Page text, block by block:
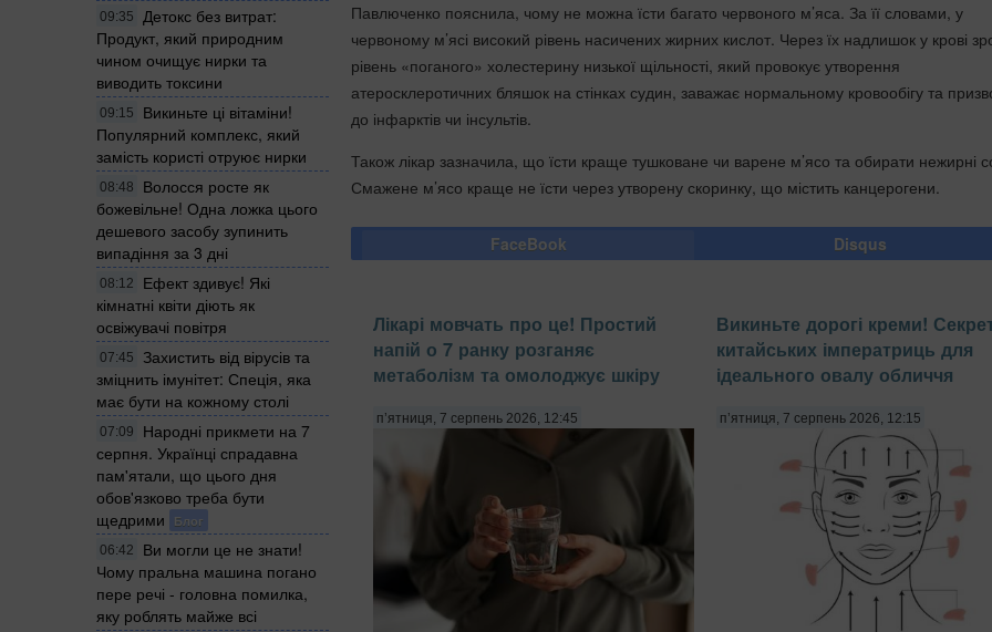
09:35
Детокс без витрат:
Продукт, який природним
чином очищує нирки та
виводить токсини
09:15
Викиньте ці вітаміни!
Популярний комплекс, який
замість користі отруює нирки
08:48
Волосся росте як
божевільне! Одна ложка цього
дешевого засобу зупинить
випадіння за 3 дні
08:12
Ефект здивує! Які
кімнатні квіти діють як
освіжувачі повітря
07:45
Захистить від вірусів та
зміцнить імунітет: Спеція, яка
має бути на кожному столі
07:09
Народні прикмети на 7
серпня. Українці спрадавна
пам'ятали, що цього дня
обов'язково треба бути
щедрими
Блог
06:42
Ви могли це не знати!
Чому пральна машина погано
пере речі - головна помилка,
яку роблять майже всі
Павлюченко пояснила, чому не можна їсти багато червоного м’яса. За її словами, у
червоному м’ясі високий рівень насичених жирних кислот. Через їх надлишок у крові
рівень «поганого» холестерину низької щільності, який провокує утворення
атеросклеротичних бляшок на стінках судин, заважає нормальному кровообігу та
до інфарктів чи інсультів.
Також лікар зазначила, що їсти краще тушковане чи варене м’ясо та обирати нежирні
Смажене м’ясо краще не їсти через утворену скоринку, що містить канцерогени.
FaceBook Disqus
Лікарі мовчать про це! Простий
напій о 7 ранку розганяє
метаболізм та омолоджує шкіру
п’ятниця, 7 серпень 2026, 12:45
Викиньте дорогі креми!
китайських імператриць для
ідеального овалу обличчя
п’ятниця, 7 серпень 2026, 12:15